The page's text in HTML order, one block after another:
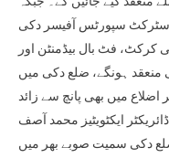
سپورٹس آفیسر دکی
کرکٹ، فٹ بال بیڈمنٹن اور
منعقد ہونگے، ضلع دکی میں
میں بھی پانچ سے زائد
ایکٹویٹیز محمد آصف
دکی سمیت صوبے بھر میں